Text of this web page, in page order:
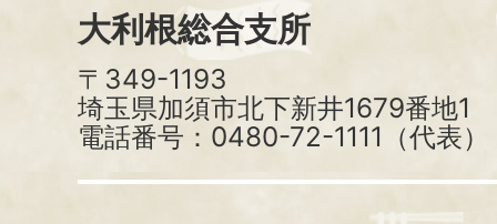
大利根総合支所
〒349-1193
埼玉県加須市北下新井1679番地1
電話番号：0480-72-1111（代表）